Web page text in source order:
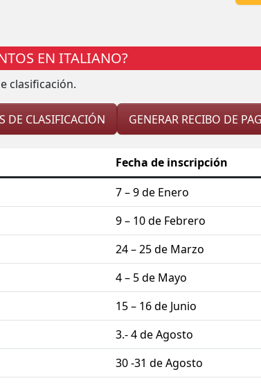
EN ITALIANO?
clasificación.
DE CLASIFICACIÓN GENERAR RECIBO DE
Fecha de inscripción
7 – 9 de Enero
9 – 10 de Febrero
24 – 25 de Marzo
4 – 5 de Mayo
15 – 16 de Junio
3.- 4 de Agosto
30 -31 de Agosto